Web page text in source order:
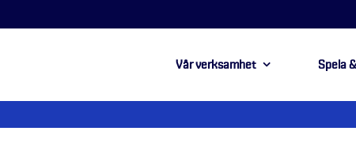
Vår verksamhet Spela